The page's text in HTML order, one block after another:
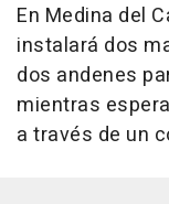
En Medina del
instalará dos
dos andenes
mientras
a través de un